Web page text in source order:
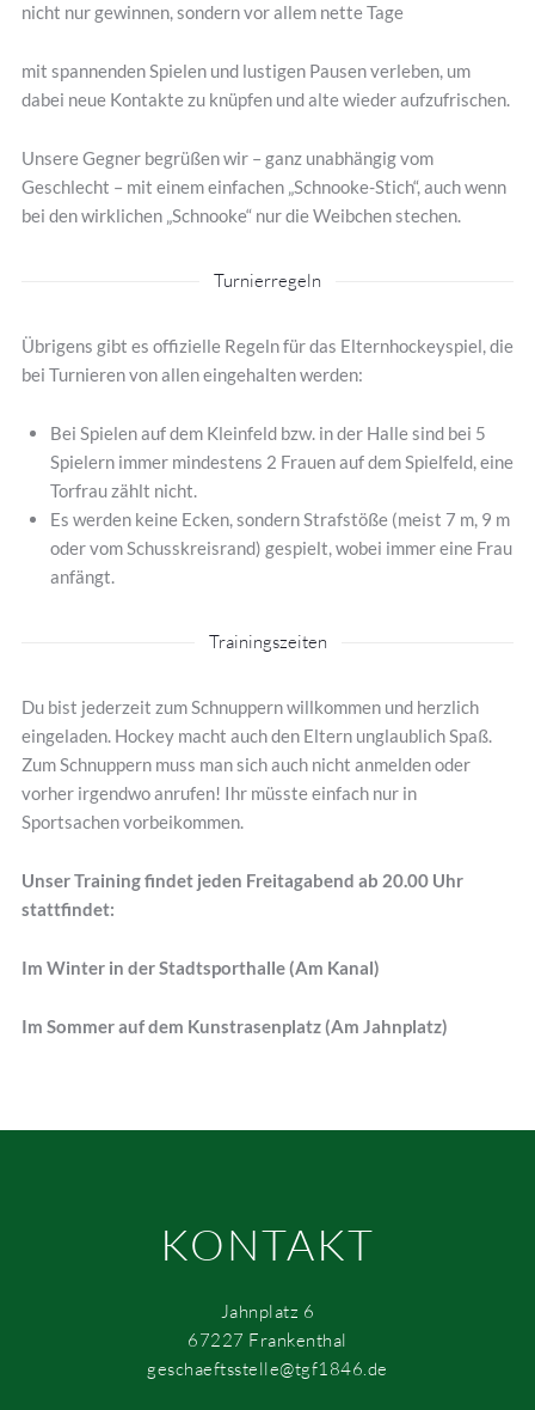
nicht nur gewinnen, sondern vor allem nette Tage
mit spannenden Spielen und lustigen Pausen verleben, um
dabei neue Kontakte zu knüpfen und alte wieder auf­zu­frischen.
Unsere Gegner begrüßen wir – ganz unabhängig vom
Geschlecht – mit einem einfachen „Schnooke-Stich“, auch wenn
bei den wirklichen „Schnooke“ nur die Weibchen stechen.
Turnierregeln
Übrigens gibt es offizielle Regeln für das Elternhockeyspiel, die
bei Turnieren von allen eingehalten werden:
Bei Spielen auf dem Kleinfeld bzw. in der Halle sind bei 5
Spielern immer mindestens 2 Frauen auf dem Spielfeld, eine
Torfrau zählt nicht.
Es werden keine Ecken, sondern Strafstöße (meist 7 m, 9 m
oder vom Schusskreisrand) gespielt, wobei immer eine Frau
anfängt.
Trainingszeiten
Du bist jederzeit zum Schnuppern willkommen und herzlich
eingeladen. Hockey macht auch den Eltern unglaublich Spaß.
Zum Schnuppern muss man sich auch nicht anmelden oder
vorher irgendwo anrufen! Ihr müsste einfach nur in
Sportsachen vorbeikommen.
Unser Training findet jeden Freitagabend ab 20.00 Uhr
stattfindet:
Im Winter in der Stadtsporthalle (Am Kanal)
Im Sommer auf dem Kunstrasenplatz (Am Jahnplatz)
KONTAKT
Jahnplatz 6
67227 Frankenthal
geschaeftsstelle@tgf1846.de